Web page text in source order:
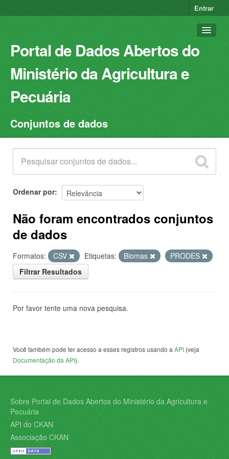
Entrar
Portal de Dados Abertos do
Ministério da Agricultura e
Pecuária
Conjuntos de dados
Organizações
Grupos
Sobre
Conjuntos de dados
Ordenar por
Não foram encontrados conjuntos
de dados
Formatos: CSV Etiquetas: Biomas
PRODES
Filtrar Resultados
Por favor tente uma nova pesquisa.
Você também pode ter acesso a esses registros usando a API (veja
Documentação da API).
Sobre Portal de Dados Abertos do Ministério da Agricultura e
Pecuária
API do CKAN
Associação CKAN